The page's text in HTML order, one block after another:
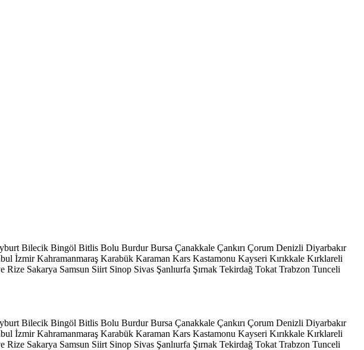
Bilecik Bingöl Bitlis Bolu Burdur Bursa Çanakkale Çankırı Çorum Denizli Diyarbakır
İzmir Kahramanmaraş Karabük Karaman Kars Kastamonu Kayseri Kırıkkale Kırklareli
Rize Sakarya Samsun Siirt Sinop Sivas Şanlıurfa Şırnak Tekirdağ Tokat Trabzon Tunceli
Bilecik Bingöl Bitlis Bolu Burdur Bursa Çanakkale Çankırı Çorum Denizli Diyarbakır
İzmir Kahramanmaraş Karabük Karaman Kars Kastamonu Kayseri Kırıkkale Kırklareli
Rize Sakarya Samsun Siirt Sinop Sivas Şanlıurfa Şırnak Tekirdağ Tokat Trabzon Tunceli